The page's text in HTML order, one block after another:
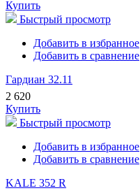
Купить
Быстрый просмотр
Добавить в избранное
Добавить в сравнение
Гардиан 32.11
2 620
Купить
Быстрый просмотр
Добавить в избранное
Добавить в сравнение
KALE 352 R